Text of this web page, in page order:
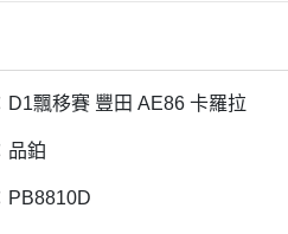
D1飄移賽 豐田 AE86 卡羅拉
品鉑
PB8810D